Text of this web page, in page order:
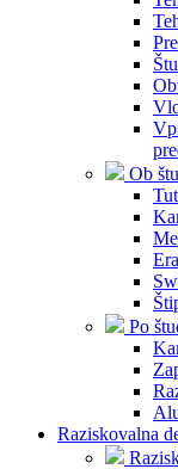
Ob
Po
Raziskovalna